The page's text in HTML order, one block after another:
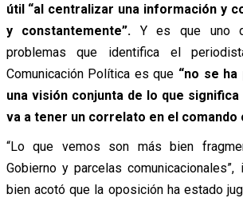
útil “al centralizar una información y
y constantemente”. Y es que uno
problemas que identifica el
Comunicación Política es que “no se
una visión conjunta de lo que
va a tener un correlato en el comando
“Lo que vemos son más bien
Gobierno y parcelas
bien acotó que la oposición ha estado